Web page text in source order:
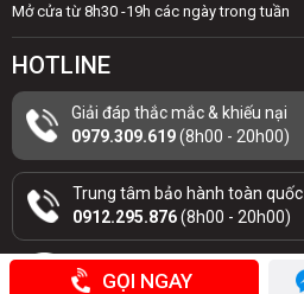
Mở cửa từ 8h30 -19h các ngày trong tuần
HOTLINE
Giải đáp thắc mắc & khiếu nại
0979.309.619(8h00 - 20h00)
Trung tâm bảo hành toàn quốc
0912.295.876(8h00 - 20h00)
GỌI NGAY